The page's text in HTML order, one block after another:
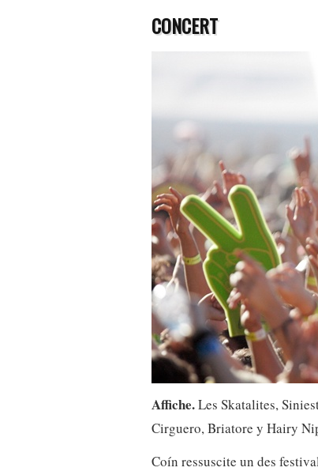
CONCERT
Affiche.Les Skatalites,
Cirguero, Briatore y Hairy
Coín ressuscite un des